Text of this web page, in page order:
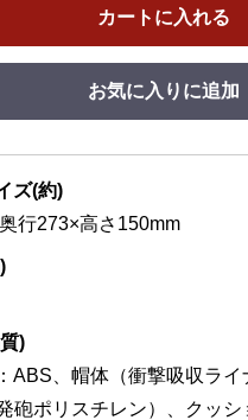
カートに入れる
お気に入りに追加
ズ(約)
行273×高さ150mm
)
ABS、帽体（衝撃吸収ライ
砲ポリスチレン）、クッシ